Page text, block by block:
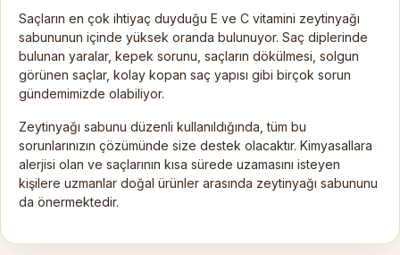
Saçların en çok ihtiyaç duyduğu E ve C vitamini zeytinyağı
sabununun içinde yüksek oranda bulunuyor. Saç diplerinde
bulunan yaralar, kepek sorunu, saçların dökülmesi, solgun
görünen saçlar, kolay kopan saç yapısı gibi birçok sorun
gündemimizde olabiliyor.
Zeytinyağı sabunu düzenli kullanıldığında, tüm bu
sorunlarınızın çözümünde size destek olacaktır. Kimyasallara
alerjisi olan ve saçlarının kısa sürede uzamasını isteyen
kişilere uzmanlar doğal ürünler arasında zeytinyağı sabununu
da önermektedir.